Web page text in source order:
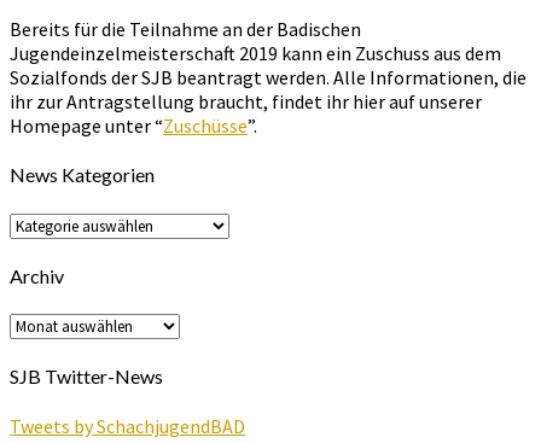
Bereits für die Teilnahme an der Badischen
Jugendeinzelmeisterschaft 2019 kann ein Zuschuss aus dem
Sozialfonds der SJB beantragt werden. Alle Informationen, die
ihr zur Antragstellung braucht, findet ihr hier auf unserer
Homepage unter “Zuschüsse”.
News Kategorien
News
Kategorien
Archiv
Archiv
SJB Twitter-News
Tweets by SchachjugendBAD